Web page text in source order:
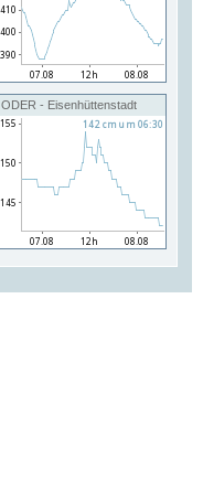
ODER - Eisenhüttenstadt